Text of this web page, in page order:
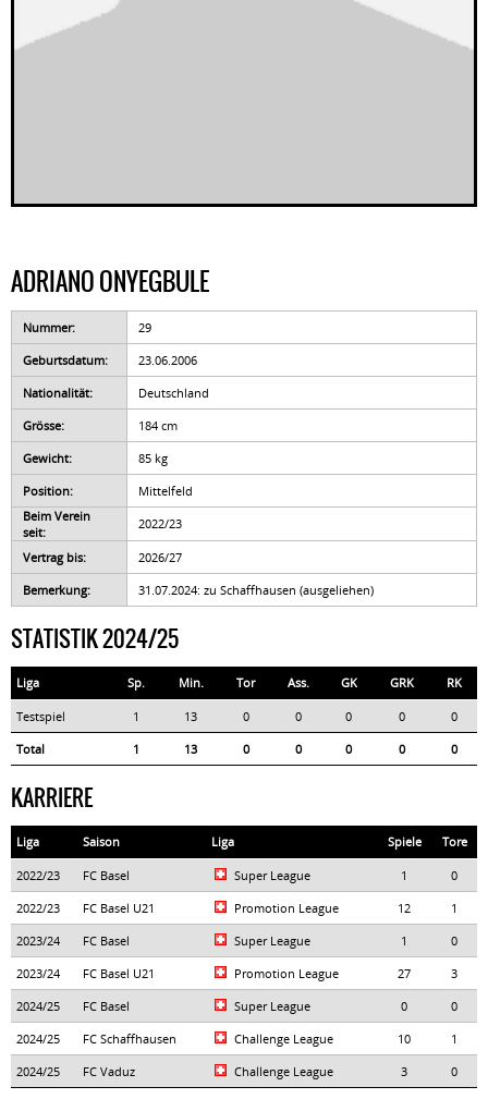
ADRIANO ONYEGBULE
Nummer:
29
Geburtsdatum:
23.06.2006
Nationalität:
Deutschland
Grösse:
184 cm
Gewicht:
85 kg
Position:
Mittelfeld
Beim Verein
seit:
2022/23
Vertrag bis:
2026/27
Bemerkung:
31.07.2024: zu Schaffhausen (ausgeliehen)
STATISTIK 2024/25
Liga Sp. Min. Tor Ass. GK GRK RK
Testspiel 1 13 0 0 0 0
0
Total
1 13 0 0 0 0 0
KARRIERE
Liga Saison Liga Spiele Tore
2022/23 FC Basel Super League 1
0
2022/23
FC Basel U21 Promotion League 12
1
2023/24
FC Basel Super League 1
0
2023/24
FC Basel U21 Promotion League 27
3
2024/25
FC Basel Super League 0
0
2024/25
FC Schaffhausen Challenge League 10
1
2024/25
FC Vaduz Challenge League 3
0